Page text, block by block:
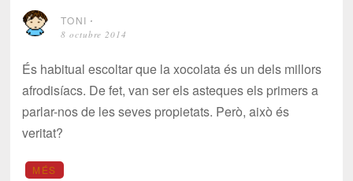
TONI ⋅
8 octubre 2014
És habitual escoltar que la xocolata és un dels millors
afrodisíacs. De fet, van ser els asteques els primers a
parlar-nos de les seves propietats. Però, això és
veritat?
MÉS